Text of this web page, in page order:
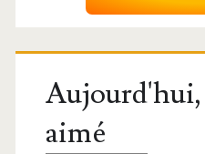
Aujourd'hui,
aimé